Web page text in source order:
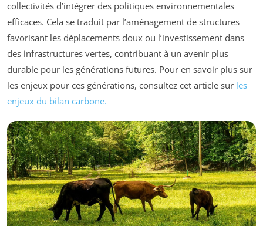
collectivités d’intégrer des politiques environnementales
efficaces. Cela se traduit par l’aménagement de structures
favorisant les déplacements doux ou l’investissement dans
des infrastructures vertes, contribuant à un avenir plus
durable pour les générations futures. Pour en savoir plus sur
les enjeux pour ces générations, consultez cet article sur les
enjeux du bilan carbone.